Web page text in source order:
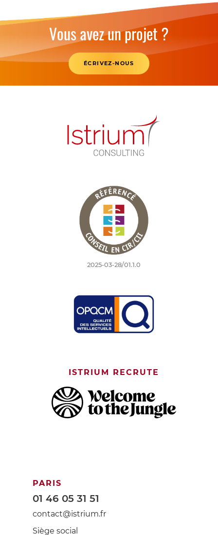
Vous avez un projet ?
ÉCRIVEZ-NOUS
2025-03-28/01.1.0
ISTRIUM RECRUTE
PARIS
01 46 05 31 51
contact@istrium.fr
Siège social